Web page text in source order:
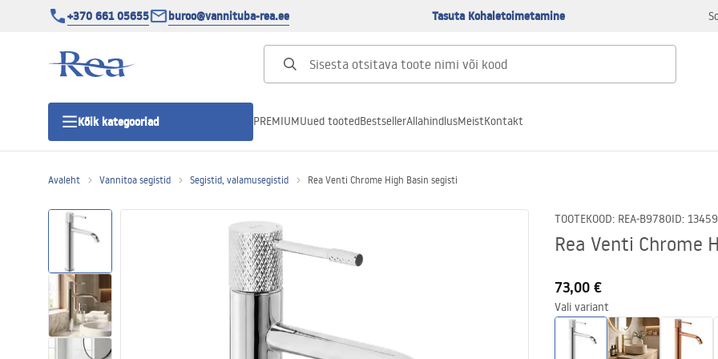
+370 661 05655 buroo@vannituba-rea.ee Tasuta Kohaletoimetamine
Kõik kategooriad
Duši uks
Vannitoa dušialused
Lineaarne duši äravool
PREMIUMUued tootedBestsellerAllahindlusMeistKontakt
Avaleht Vannitoa segistid Segistid, valamusegistid Rea Venti Chrome High Basin segisti
TOOTEKOOD: REA-B9780ID: 13459
Rea Venti Chrome
73,00 €
Vali variant